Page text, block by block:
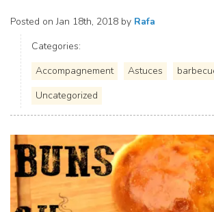
Posted onJan 18th, 2018 by Rafa
Categories:
Accompagnement
Astuces
Uncategorized